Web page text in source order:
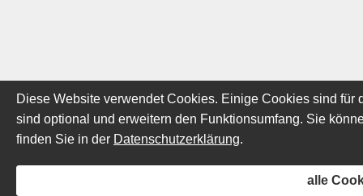
Diese Website verwendet Cookies. Einige Cookies sind
sind optional und erweitern den Funktionsumfang. Sie
finden Sie in der Datenschutzerklärung.
alle